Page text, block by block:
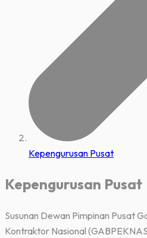
Kepengurusan Pusat
Kepengurusan Pusat
Susunan Dewan Pimpinan Pusat
Kontraktor Nasional